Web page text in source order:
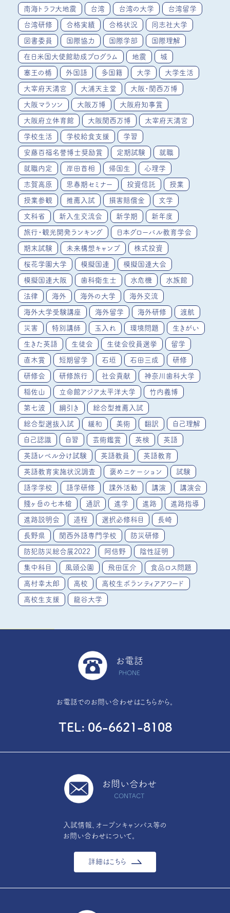
南海トラフ大地震 台湾 台湾の大学 台湾留学
台湾研修 合格実績 合格状況 同志社大学
図書委員 国際協力 国際学部 国際理解
在日米国大使館助成プログラム 地震 城
塞王の楯 外国語 多国籍 大学 大学生活
大宰府天満宮 大浦天主堂 大阪・関西万博
大阪マラソン 大阪万博 大阪府知事賞
大阪府立体育館 大阪関西万博 太宰府天満宮
学校生活 学校給食支援 学習
安藤百福名誉博士奨励賞 定期試験 就職
就職内定 岸田首相 帰国生 心理学
志賀高原 思春期セミナー 投資信託 授業
授業参観 推薦入試 損害賠償金 文学
文科省 新入生交流会 新学期 新年度
旅行・観光開発ランキング 日本グローバル教育学会
期末試験 未来構想キャンプ 株式投資
桜花学園大学 模擬国連 模擬国連大会
模擬国連大阪 歯科衛生士 水危機 水族館
法律 海外 海外の大学 海外交流
海外大学受験講座 海外留学 海外研修 渡航
災害 特別講師 玉入れ 環境問題 生きがい
生きた英語 生徒会 生徒会役員選挙 留学
直木賞 短期留学 石垣 石田三成 研修
研修会 研修旅行 社会貢献 神奈川歯科大学
稲佐山 立命館アジア太平洋大学 竹内義博
第七波 綱引き 総合型推薦入試
総合型選抜入試 緩和 美術 翻訳 自己理解
自己認識 自習 芸術鑑賞 英検 英語
英語レベル分け試験 英語教員 英語教育
英語教育実施状況調査 褒めニケーション 試験
語学学校 語学研修 課外活動 講演 講演会
賤ヶ岳の七本槍 通訳 進学 進路 進路指導
進路説明会 道程 選択必修科目 長崎
長野県 関西外語専門学校 防災研修
防犯防災総合展2022 阿倍野 陰性証明
集中科目 風頭公園 飛田匡介 食品ロス問題
高村幸太郎 高校 高校生ボランティアアワード
高校生支援 龍谷大学
お電話
PHONE
お電話でのお問い合わせはこちらから。
TEL 06-6621-8108
お問い合わせ
CONTACT
入試情報、オープンキャンパス等の
お問い合わせについて。
詳細はこちら